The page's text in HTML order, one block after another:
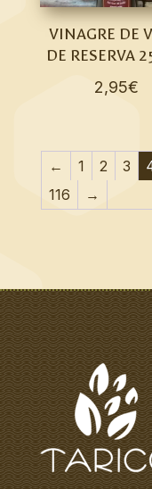
VINAGRE DE
DE RESERVA
2,95€
← 1 2 3
116
→